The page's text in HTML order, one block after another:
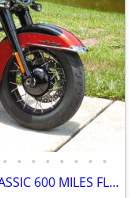
• • • • • • • •
2025 HARLEY HERITAGE SOFTAIL CLASSIC 600 MILES FLAWLESS BIKE NO BS FEE